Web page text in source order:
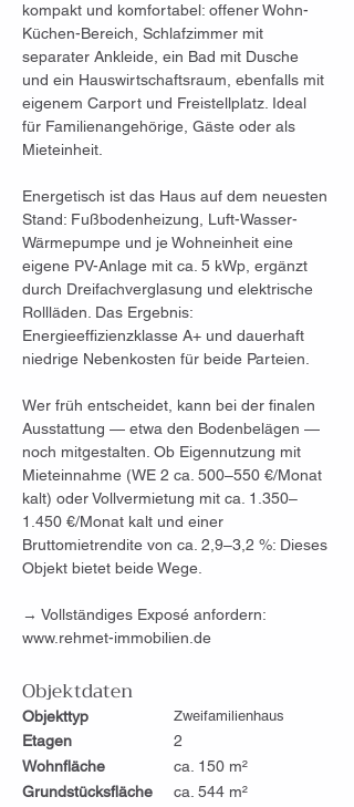
kompakt und komfortabel: offener Wohn-
Küchen-Bereich, Schlafzimmer mit
separater Ankleide, ein Bad mit Dusche
und ein Hauswirtschaftsraum, ebenfalls mit
eigenem Carport und Freistellplatz. Ideal
für Familienangehörige, Gäste oder als
Mieteinheit.
Energetisch ist das Haus auf dem neuesten
Stand: Fußbodenheizung, Luft-Wasser-
Wärmepumpe und je Wohneinheit eine
eigene PV-Anlage mit ca. 5 kWp, ergänzt
durch Dreifachverglasung und elektrische
Rollläden. Das Ergebnis:
Energieeffizienzklasse A+ und dauerhaft
niedrige Nebenkosten für beide Parteien.
Wer früh entscheidet, kann bei der finalen
Ausstattung — etwa den Bodenbelägen —
noch mitgestalten. Ob Eigennutzung mit
Mieteinnahme (WE 2 ca. 500–550 €/Monat
kalt) oder Vollvermietung mit ca. 1.350–
1.450 €/Monat kalt und einer
Bruttomietrendite von ca. 2,9–3,2 %: Dieses
Objekt bietet beide Wege.
→ Vollständiges Exposé anfordern:
www.rehmet-immobilien.de
Objektdaten
Objekttyp Zweifamilienhaus
Etagen
2
Wohnfläche
ca. 150 m²
Grundstücksfläche
ca. 544 m²